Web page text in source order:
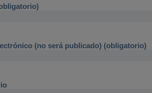
(no será publicado) (obligatorio)